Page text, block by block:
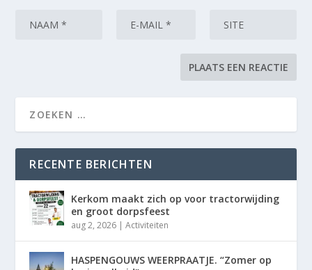
RECENTE BERICHTEN
Kerkom maakt zich op voor tractorwijding
en groot dorpsfeest
aug 2, 2026 |Activiteiten
HASPENGOUWS WEERPRAATJE. “Zomer op